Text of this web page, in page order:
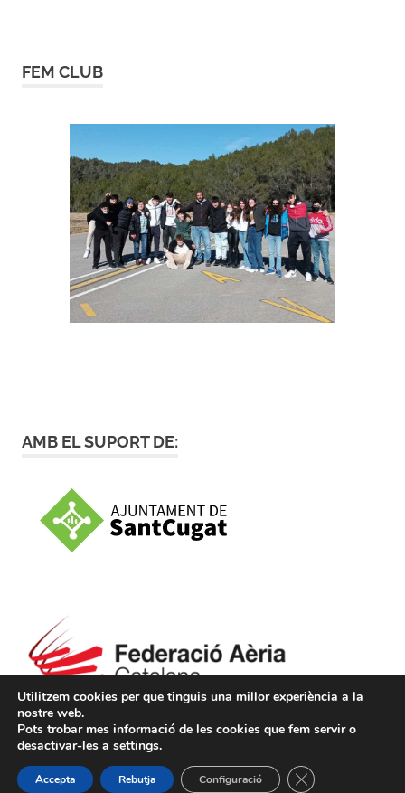
FEM CLUB
AMB EL SUPORT DE:
WordPress Theme: Poseidon by ThemeZee.
Utilitzem cookies per que tinguis una millor experiència a la
nostre web.
Pots trobar mes informació de les cookies que fem servir o
desactivar-les a settings.
Accepta Rebutja Configuració TANCA EL